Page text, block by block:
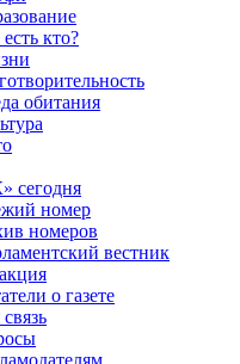
кто?
обитания
сегодня
номер
номеров
вестник
о газете